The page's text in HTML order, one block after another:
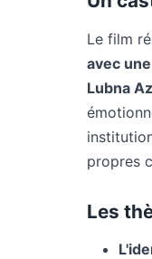
Le film
avec
Lubna
propres
Les